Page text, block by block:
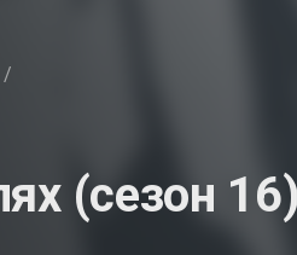
/
(сезон 16)